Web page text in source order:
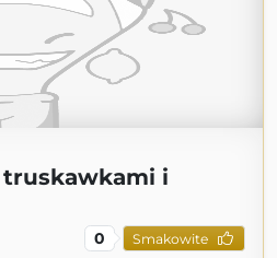
i
0 Smakowite